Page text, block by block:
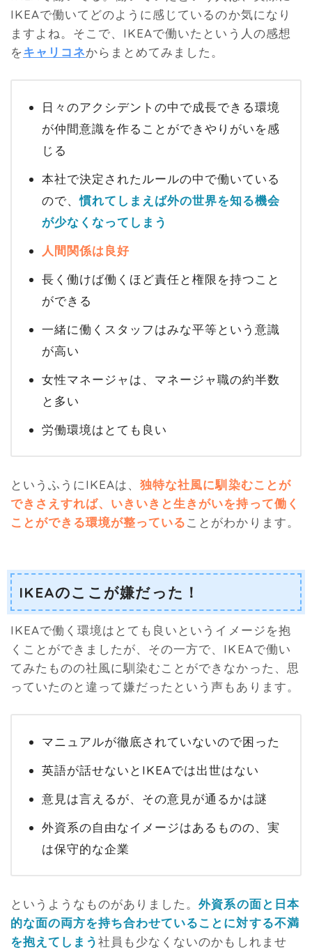
IKEAで働いてどのように感じているのか気になり
ますよね。そこで、IKEAで働いたという人の感想
をキャリコネからまとめてみました。
日々のアクシデントの中で成長できる環境
が仲間意識を作ることができやりがいを感
じる
本社で決定されたルールの中で働いている
ので、慣れてしまえば外の世界を知る機会
が少なくなってしまう
人間関係は良好
長く働けば働くほど責任と権限を持つこと
ができる
一緒に働くスタッフはみな平等という意識
が高い
女性マネージャは、マネージャ職の約半数
と多い
労働環境はとても良い
というふうにIKEAは、独特な社風に馴染むことが
できさえすれば、いきいきと生きがいを持って働く
ことができる環境が整っていることがわかります。
IKEAのここが嫌だった！
IKEAで働く環境はとても良いというイメージを抱
くことができましたが、その一方で、IKEAで働い
てみたものの社風に馴染むことができなかった、思
っていたのと違って嫌だったという声もあります。
マニュアルが徹底されていないので困った
英語が話せないとIKEAでは出世はない
意見は言えるが、その意見が通るかは謎
外資系の自由なイメージはあるものの、実
は保守的な企業
というようなものがありました。外資系の面と日本
的な面の両方を持ち合わせていることに対する不満
を抱えてしまう社員も少なくないのかもしれませ